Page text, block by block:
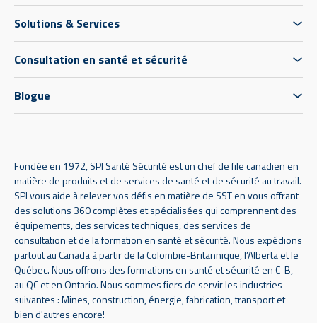
Solutions & Services
Consultation en santé et sécurité
Blogue
Fondée en 1972, SPI Santé Sécurité est un chef de file canadien en
matière de produits et de services de santé et de sécurité au travail.
SPI vous aide à relever vos défis en matière de SST en vous offrant
des solutions 360 complètes et spécialisées qui comprennent des
équipements, des services techniques, des services de
consultation et de la formation en santé et sécurité. Nous expédions
partout au Canada à partir de la Colombie-Britannique, l’Alberta et le
Québec. Nous offrons des formations en santé et sécurité en C-B,
au QC et en Ontario. Nous sommes fiers de servir les industries
suivantes : Mines, construction, énergie, fabrication, transport et
bien d'autres encore!